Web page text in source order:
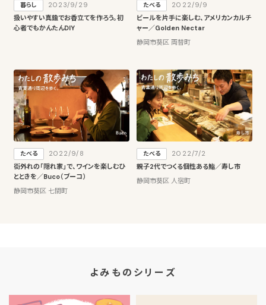
暮らし
2023/9/29
扱いやすい真鍮でお香立てを作ろう。初
心者でもかんたんDIY
たべる
2022/9/9
ビールを片手に楽しむ、アメリカンカルチ
ャー／Golden Nectar
静岡市葵区 両替町
たべる
2022/9/8
街外れの「隠れ家」で、ワインを楽しむひ
とときを／Buco（ブーコ）
静岡市葵区 七間町
たべる
2022/7/2
親子2代でつくる個性ある鮨／寿し市
静岡市葵区 人宿町
よみものシリーズ